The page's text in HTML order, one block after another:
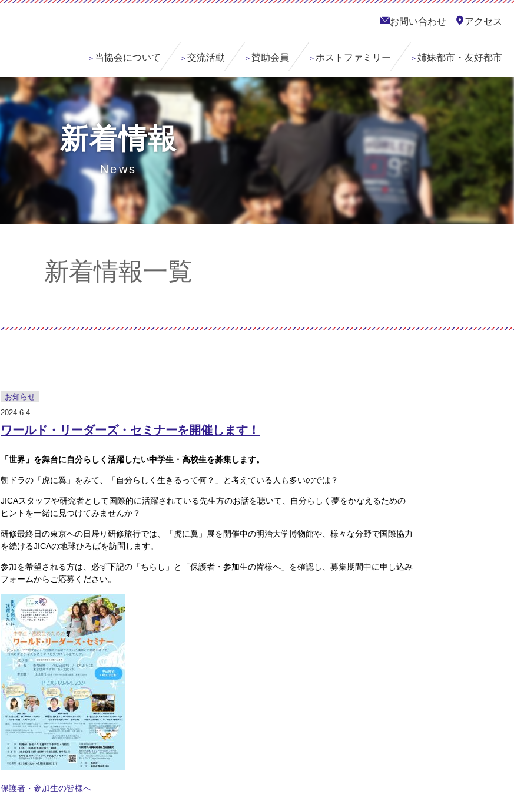
当協会について 交流活動 賛助会員 ホストファミリー 姉妹都市・友好都市
お問い合わせ アクセス
新着情報
News
新着情報一覧
お知らせ
2024.6.4
ワールド・リーダーズ・セミナーを開催します！
「世界」を舞台に自分らしく活躍したい中学生・高校生を募集します。
朝ドラの「虎に翼」をみて、「自分らしく生きるって何？」と考えている人も多いのでは？
JICAスタッフや研究者として国際的に活躍されている先生方のお話を聴いて、自分らしく夢をかなえるための
ヒントを一緒に見つけてみませんか？
研修最終日の東京への日帰り研修旅行では、「虎に翼」展を開催中の明治大学博物館や、様々な分野で国際協力
を続けるJICAの地球ひろばを訪問します。
参加を希望される方は、必ず下記の「ちらし」と「保護者・参加生の皆様へ」を確認し、募集期間中に申し込み
フォームからご応募ください。
保護者・参加生の皆様へ